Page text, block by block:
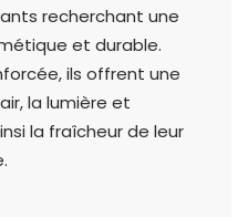
recherchant une
et durable.
ils offrent une
la lumière et
la fraîcheur de leur